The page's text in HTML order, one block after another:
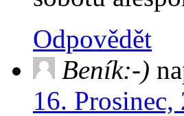
Odpovědět
Beník:-)
16.